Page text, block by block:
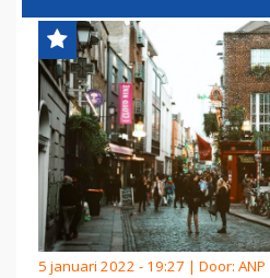
5 januari 2022 - 19:27 | Door: ANP